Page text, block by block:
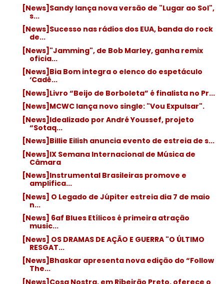
[News]Sandy lança nova versão de "Lugar ao Sol",
s...
[News]Sucesso nas rádios dos EUA, banda do rock
de...
[News]"Jamming", de Bob Marley, ganha remix
oficia...
[News]Bia Bom integra o elenco do espetáculo
‘Cadê...
[News]Livro “Beijo de Borboleta” é finalista no Pr...
[News]MCWC lança novo single: "Vou Expulsar".
[News]Idealizado por André Youssef, projeto
“Sotaq...
[News]Billie Eilish anuncia evento de estreia de s...
[News]IX Semana Internacional de Música de
Câmara
[News]Instrumental Brasileiras promove e
amplifica...
[News] O Legado de Júpiter estreia dia 7 de maio
n...
[News] 6af Blues Etílicos é primeira atração
music...
[News] OS DRAMAS DE AÇÃO E GUERRA "O ÚLTIMO
RESGAT...
[News]Bhaskar apresenta nova edição do “Follow
The...
[News]Cosa Nostra, em Ribeirão Preto, oferece o